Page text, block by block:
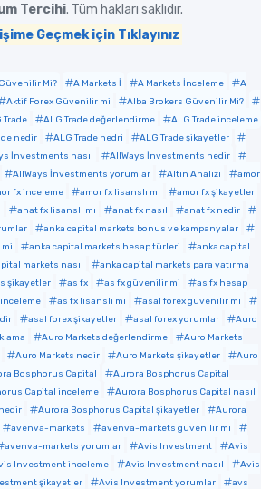
Tercihi. Tüm hakları saklıdır.
Geçmek için Tıklayınız
Mi? A Markets İ A Markets İnceleme
A
Aktif Forex Güvenilir mi
Alba Brokers Güvenilir Mi?
Trade ALG Trade değerlendirme
ALG Trade inceleme
nedir ALG Trade nedri
ALG Trade şikayetler
İnvestments nasıl
AllWays İnvestments nedir
AllWays İnvestments yorumlar Altın Analizi
amor
fx inceleme amor fx lisanslı mı
amor fx şikayetler
anat fx lisanslı mı anat fx nasıl
anat fx nedir
anka capital markets bonus ve kampanyalar
anka capital markets hesap türleri
anka capital
markets nasıl
anka capital markets para yatırma
şikayetler as fx as fx güvenilir mi
as fx hesap
as fx lisanslı mı
asal forex güvenilir mi
asal forex şikayetler asal forex yorumlar
Auro
Auro Markets değerlendirme
Auro Markets
Auro Markets nedir Auro Markets şikayetler
Auro
Bosphorus Capital
Aurora Bosphorus Capital
Capital inceleme
Aurora Bosphorus Capital nasıl
Aurora Bosphorus Capital şikayetler
Aurora
avenva-markets
avenva-markets güvenilir mi
avenva-markets yorumlar Avis Investment
Avis
Investment inceleme Avis Investment nasıl
Avis
şikayetler Avis Investment yorumlar
avs